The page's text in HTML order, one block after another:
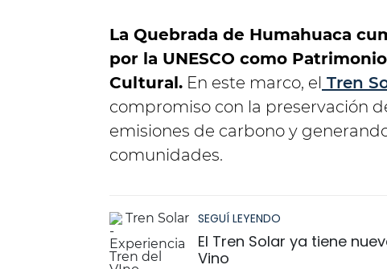
La Quebrada de Humahuaca
por la UNESCO como
Cultural. En este marco, el Tren
compromiso con la preservación
emisiones de carbono y
comunidades.
SEGUÍ LEYENDO
El Tren Solar ya tiene
Vino